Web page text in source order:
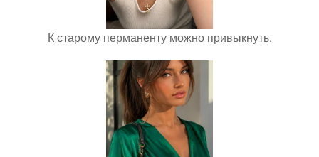
К старому перманенту можно привыкнуть.